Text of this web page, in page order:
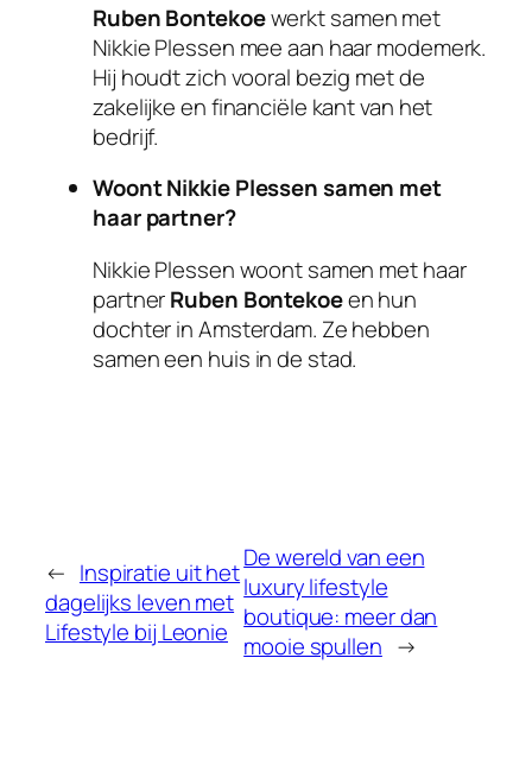
Ruben Bontekoewerkt samen met
Nikkie Plessen mee aan haar modemerk.
Hij houdt zich vooral bezig met de
zakelijke en financiële kant van het
bedrijf.
Woont Nikkie Plessen samen met
haar partner?
Nikkie Plessen woont samen met haar
partnerRuben Bontekoeen hun
dochter in Amsterdam. Ze hebben
samen een huis in de stad.
← Inspiratie uit het
dagelijks leven met
Lifestyle bij Leonie
De wereld van een
luxury lifestyle
boutique: meer dan
mooie spullen →